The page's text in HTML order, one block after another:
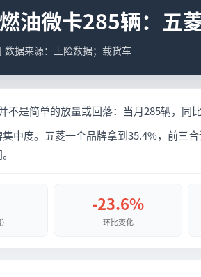
油微卡285辆：五
数据来源：上险数据；载货车
不是简单的放量或回落：当月285辆，同
中度。五菱一个品牌拿到35.4%，前三
-23.6%
环比变化